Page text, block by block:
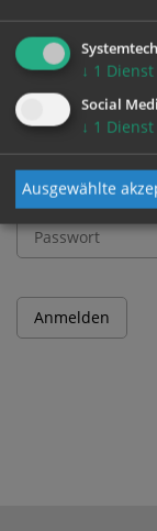
und Passwort
Benutzername
Passwort
↓ 1 Dienst
Social
↓ 1 Dienst
Ausgewählte